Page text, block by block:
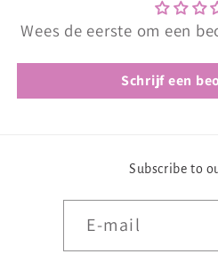
Wees de eerste om een
Schrijf een
Subscribe to
E‑mail